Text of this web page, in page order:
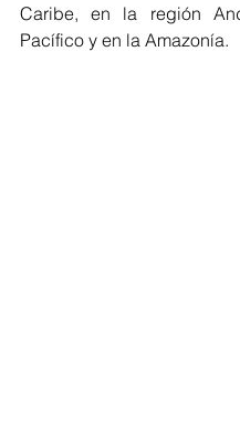
Caribe, en la región
Pacífico y en la Amazonía.